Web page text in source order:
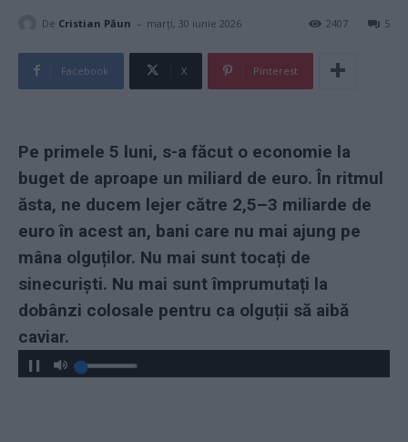
De Cristian Păun - marți, 30 iunie 2026 5
2407
Facebook X Pinterest
Pe primele 5 luni, s-a făcut o economie la
buget de aproape un miliard de euro. În ritmul
ăsta, ne ducem lejer către 2,5–3 miliarde de
euro în acest an, bani care nu mai ajung pe
mâna olguților. Nu mai sunt tocați de
sinecuriști. Nu mai sunt împrumutați la
dobânzi colosale pentru ca olguții să aibă
caviar.